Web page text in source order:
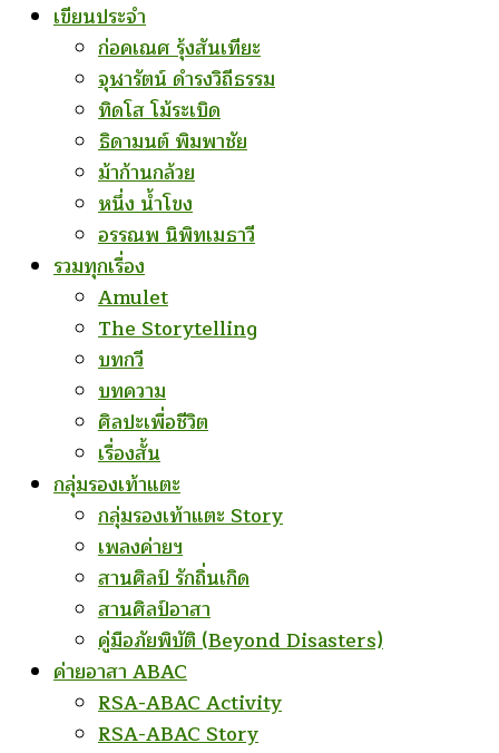
เขียนประจำ
ก่อคเณศ รุ้งสันเทียะ
จุฬารัตน์ ดำรงวิถีธรรม
ทิดโส โม้ระเบิด
ธิดามนต์ พิมพาชัย
ม้าก้านกล้วย
หนึ่ง น้ำโขง
อรรณพ นิพิทเมธาวี
รวมทุกเรื่อง
Amulet
The Storytelling
บทกวี
บทความ
ศิลปะเพื่อชีวิต
เรื่องสั้น
กลุ่มรองเท้าแตะ
กลุ่มรองเท้าแตะ Story
เพลงค่ายฯ
สานศิลป์ รักถิ่นเกิด
สานศิลป์อาสา
คู่มือภัยพิบัติ (Beyond Disasters)
ค่ายอาสา ABAC
RSA-ABAC Activity
RSA-ABAC Story